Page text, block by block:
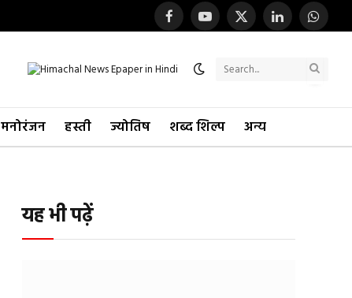
FacebookYouTube
X
LinkedIn
Search
मनोरंजन हस्ती ज्योतिष शब्द शिल्प अन्य
यह भी पढ़ें